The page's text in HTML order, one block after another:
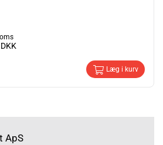
DKK
Læg i kurv
ApS